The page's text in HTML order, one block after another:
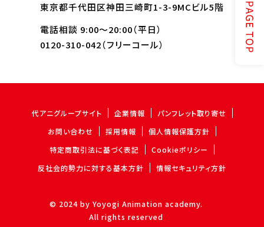
東京都千代田区神田三崎町1-3-9MCビル5階
電話相談 9:00～20:00（平日）
0120-310-042（フリーコール）
代アニグループサイト 企業情報
パンフレット取り寄せ
お問い合わせ
採用情報
個人情報保護方針
特定商取引法に基づく表記
Cookieポリシー
反社会的勢力に対する基本方針
情報セキュリティ方針
© 2024 by Yoyogi Animation academy.
All rights reserved